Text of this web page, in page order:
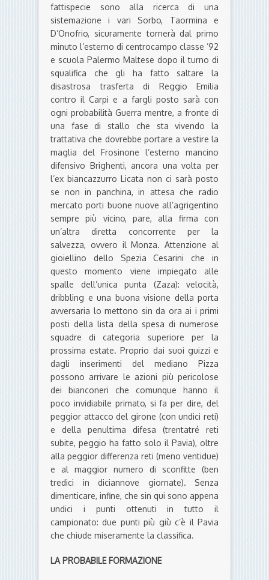
fattispecie sono alla ricerca di una
sistemazione i vari Sorbo, Taormina e
D’Onofrio, sicuramente tornerà dal primo
minuto l’esterno di centrocampo classe ’92
e scuola Palermo Maltese dopo il turno di
squalifica che gli ha fatto saltare la
disastrosa trasferta di Reggio Emilia
contro il Carpi e a fargli posto sarà con
ogni probabilità Guerra mentre, a fronte di
una fase di stallo che sta vivendo la
trattativa che dovrebbe portare a vestire la
maglia del Frosinone l’esterno mancino
difensivo Brighenti, ancora una volta per
l’ex biancazzurro Licata non ci sarà posto
se non in panchina, in attesa che radio
mercato porti buone nuove all’agrigentino
sempre più vicino, pare, alla firma con
un’altra diretta concorrente per la
salvezza, ovvero il Monza. Attenzione al
gioiellino dello Spezia Cesarini che in
questo momento viene impiegato alle
spalle dell’unica punta (Zaza): velocità,
dribbling e una buona visione della porta
avversaria lo mettono sin da ora ai i primi
posti della lista della spesa di numerose
squadre di categoria superiore per la
prossima estate. Proprio dai suoi guizzi e
dagli inserimenti del mediano Pizza
possono arrivare le azioni più pericolose
dei bianconeri che comunque hanno il
poco invidiabile primato, si fa per dire, del
peggior attacco del girone (con undici reti)
e della penultima difesa (trentatré reti
subite, peggio ha fatto solo il Pavia), oltre
alla peggior differenza reti (meno ventidue)
e al maggior numero di sconfitte (ben
tredici in diciannove giornate). Senza
dimenticare, infine, che sin qui sono appena
undici i punti ottenuti in tutto il
campionato: due punti più giù c’è il Pavia
che chiude miseramente la classifica.
LA PROBABILE FORMAZIONE